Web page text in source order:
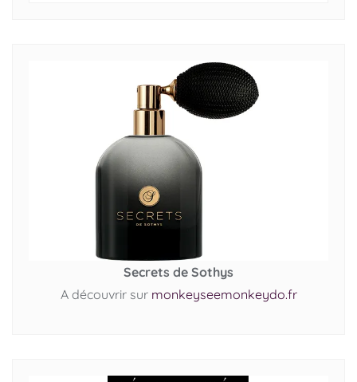
Secrets de Sothys
A découvrir sur monkeyseemonkeydo.fr